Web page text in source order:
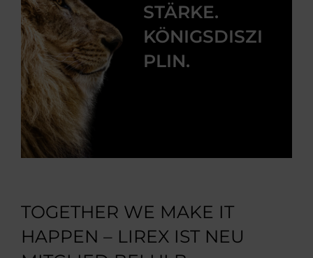
STÄRKE.
KÖNIGSDISZI
PLIN.
TOGETHER WE MAKE IT
HAPPEN – LIREX IST NEU